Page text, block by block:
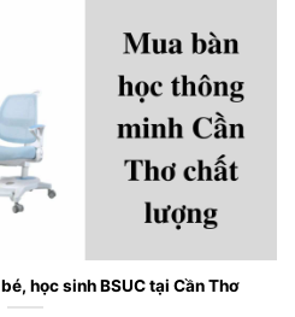
học sinh BSUC tại Cần Thơ